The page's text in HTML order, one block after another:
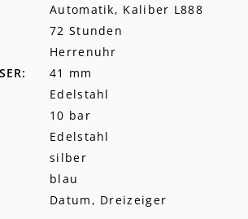
Automatik, Kaliber L888
72 Stunden
Herrenuhr
41 mm
Edelstahl
10 bar
Edelstahl
silber
blau
Datum, Dreizeiger